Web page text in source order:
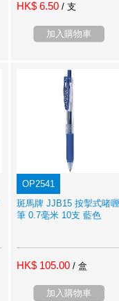
HK$ 6.50 / 支
加入購物車
OP2541
斑馬牌 JJB15 按掣式啫喱
筆 0.7毫米 10支 藍色
HK$ 105.00 / 盒
加入購物車